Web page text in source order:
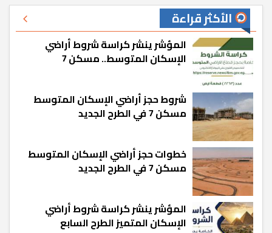
الأكثر قراءة
المؤشر ينشر كراسة شروط أراضي
الإسكان المتوسط.. مسكن 7
شروط حجز أراضي الإسكان المتوسط
مسكن 7 في الطرح الجديد
خطوات حجز أراضي الإسكان المتوسط
مسكن 7 في الطرح الجديد
المؤشر ينشر كراسة شروط أراضي
الإسكان المتميز الطرح السابع